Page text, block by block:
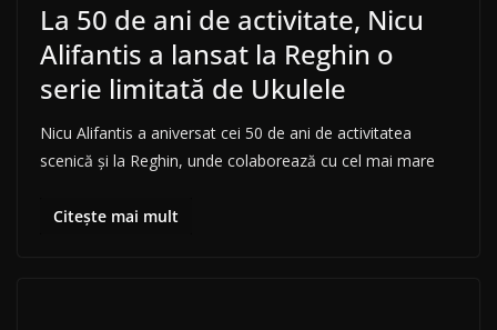
La 50 de ani de activitate, Nicu
Alifantis a lansat la Reghin o
serie limitată de Ukulele
Nicu Alifantis a aniversat cei 50 de ani de activitatea
scenică și la Reghin, unde colaborează cu cel mai mare
Citește mai mult